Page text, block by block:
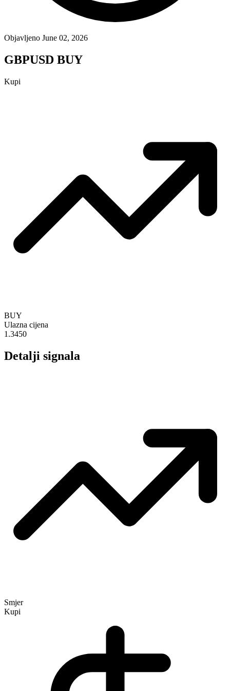
Objavljeno June 02, 2026
GBPUSD BUY
Kupi
BUY
Ulazna cijena
1.3450
Detalji signala
Smjer
Kupi